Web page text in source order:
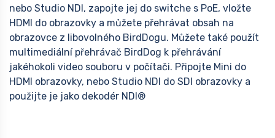
nebo Studio NDI, zapojte jej do switche s PoE, vložte
HDMI do obrazovky a můžete přehrávat obsah na
obrazovce z libovolného BirdDogu. Můžete také použít
multimediální přehrávač BirdDog k přehrávání
jakéhokoli video souboru v počítači. Připojte Mini do
HDMI obrazovky, nebo Studio NDI do SDI obrazovky a
použijte je jako dekodér NDI®